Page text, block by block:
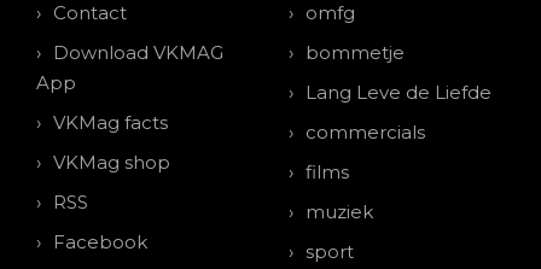
Contact
Download VKMAG
App
VKMag facts
VKMag shop
RSS
Facebook
omfg
bommetje
Lang Leve de Liefde
commercials
films
muziek
sport